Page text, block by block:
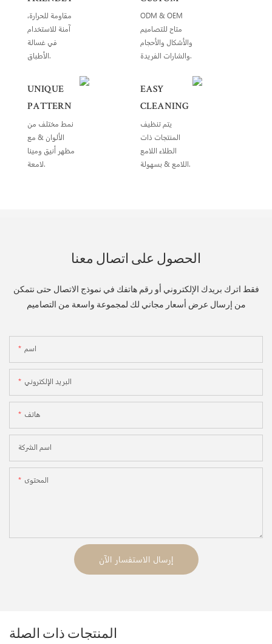
مقاومة للحرارة،
آمنة للاستخدام
في غسالة
الأطباق.
ODM & OEM
متاح للتصاميم
والأشكال والأحجام
والشارات الفريدة.
UNIQUE
PATTERN
نمط مختلف من
الألوان & مع
مظهر أنيق ومينا
لامعة.
EASY
CLEANING
يتم تنظيف
المنتجات ذات
الطلاء اللامع
اللامع & بسهولة.
الحصول على اتصال معنا
فقط اترك بريدك الإلكتروني أو رقم هاتفك في نموذج الاتصال حتى نتمكن
من إرسال عرض أسعار مجاني لك لمجموعة واسعة من التصاميم
اسم
البريد الإلكتروني
هاتف
اسم الشركة
المحتوى
إرسال الاستفسار الآن
المنتجات ذات الصلة